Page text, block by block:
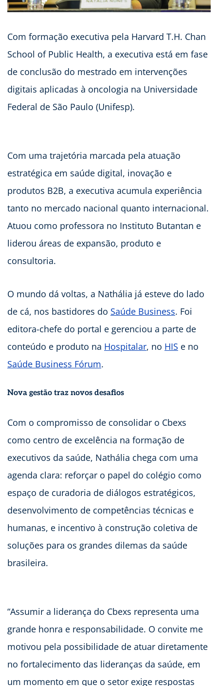
Com formação executiva pela Harvard T.H. Chan
School of Public Health, a executiva está em fase
de conclusão do mestrado em intervenções
digitais aplicadas à oncologia na Universidade
Federal de São Paulo (Unifesp).
Com uma trajetória marcada pela atuação
estratégica em saúde digital, inovação e
produtos B2B, a executiva acumula experiência
tanto no mercado nacional quanto internacional.
Atuou como professora no Instituto Butantan e
liderou áreas de expansão, produto e
consultoria.
O mundo dá voltas, a Nathália já esteve do lado
de cá, nos bastidores do Saúde Business. Foi
editora-chefe do portal e gerenciou a parte de
conteúdo e produto na Hospitalar, no HIS e no
Saúde Business Fórum.
Nova gestão traz novos desafios
Com o compromisso de consolidar o Cbexs
como centro de excelência na formação de
executivos da saúde, Nathália chega com uma
agenda clara: reforçar o papel do colégio como
espaço de curadoria de diálogos estratégicos,
desenvolvimento de competências técnicas e
humanas, e incentivo à construção coletiva de
soluções para os grandes dilemas da saúde
brasileira.
“Assumir a liderança do Cbexs representa uma
grande honra e responsabilidade. O convite me
motivou pela possibilidade de atuar diretamente
no fortalecimento das lideranças da saúde, em
um momento em que o setor exige respostas